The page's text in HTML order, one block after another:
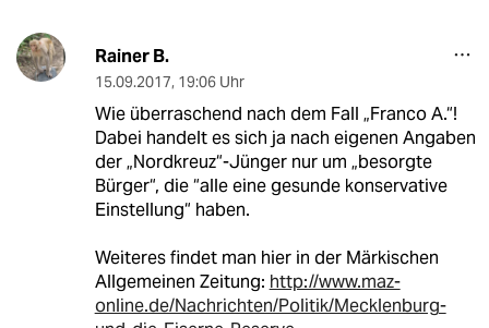
Rainer B.
15.09.2017, 19:06 Uhr
Wie überraschend nach dem Fall „Franco A.“!
Dabei handelt es sich ja nach eigenen Angaben
der „Nordkreuz“-Jünger nur um „besorgte
Bürger“, die “alle eine gesunde konservative
Einstellung“ haben.
Weiteres findet man hier in der Märkischen
Allgemeinen Zeitung: http://www.maz-
online.de/Nachrichten/Politik/Mecklenburg-